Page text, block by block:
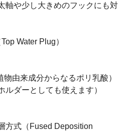
軸や少し大きめのフックにも対
Water Plug）
由来成分からなるポリ乳酸）
ルダーとしても使えます）
方式（Fused Deposition